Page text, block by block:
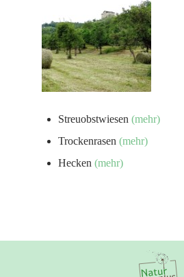
Streuobstwiesen (mehr)
Trockenrasen (mehr)
Hecken (mehr)